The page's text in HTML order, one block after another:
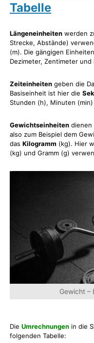
Tabelle
Längeneinheiten werden
Strecke, Abstände)
(m). Die gängigen
Dezimeter, Zentimeter und
Zeiteinheiten geben die
Basiseinheit ist hier die
Stunden (h), Minuten
Gewichtseinheiten dienen
also zum Beispiel dem
das Kilogramm (kg). Hier
(kg) und Gramm (g)
Gewicht –
Die Umrechnungen in die
folgenden Tabelle: